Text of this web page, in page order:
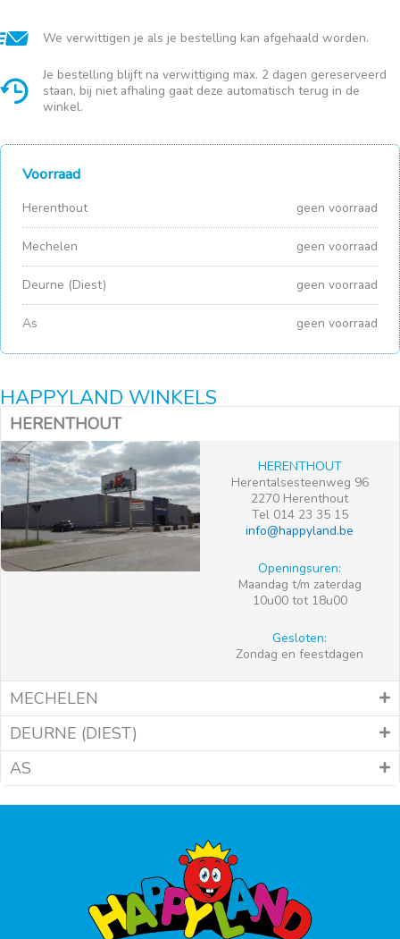
We verwittigen je als je bestelling kan afgehaald worden.
Je bestelling blijft na verwittiging max. 2 dagen gereserveerd
staan, bij niet afhaling gaat deze automatisch terug in de
winkel.
Voorraad
Herenthout geen voorraad
Mechelen geen voorraad
Deurne (Diest) geen voorraad
As geen voorraad
HAPPYLAND WINKELS
HERENTHOUT
HERENTHOUT
Herentalsesteenweg 96
2270 Herenthout
Tel 014 23 35 15
info@happyland.be
Openingsuren:
Maandag t/m zaterdag
10u00 tot 18u00
Gesloten:
Zondag en feestdagen
MECHELEN
DEURNE (DIEST)
AS